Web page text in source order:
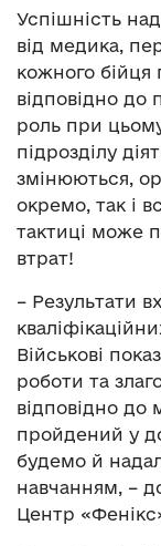
Успішність
від медика,
кожного бійця
відповідно до
роль при
підрозділу
змінюються,
окремо, так і
тактиці може
втрат!
– Результати
Військові
роботи та
відповідно до
пройдений у
будемо й
навчанням, –
Центр